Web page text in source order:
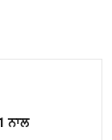
ਨਾਲ